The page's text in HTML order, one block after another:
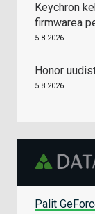
Keychron
firmwarea
5.8.2026
Honor
5.8.2026
Palit